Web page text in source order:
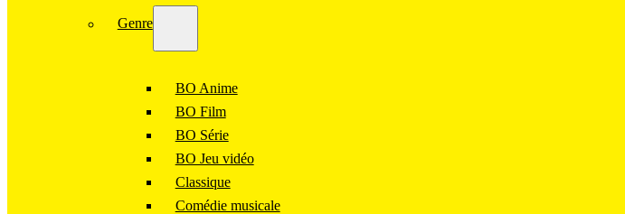
Genre
BO Anime
BO Film
BO Série
BO Jeu vidéo
Classique
Comédie musicale